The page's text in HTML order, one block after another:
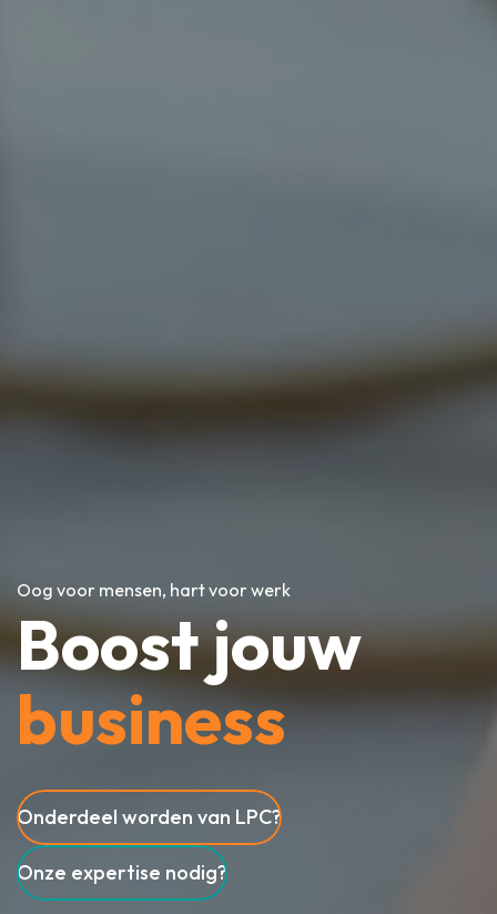
Oog voor mensen, hart voor werk
Boostjouw
business
Onderdeel worden van LPC?
Onze expertise nodig?